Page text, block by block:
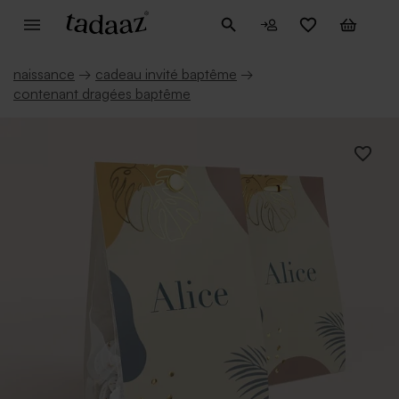
naissance → cadeau invité baptême →
contenant dragées baptême